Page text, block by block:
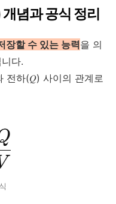
념과 공식 정리
장할 수 있는 능력을 의
다.
전하(𝑄) 사이의 관계로